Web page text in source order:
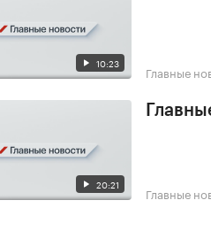
10:23 Главные
20:21 Главные